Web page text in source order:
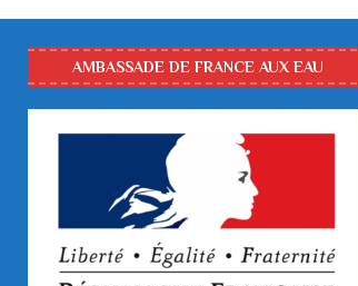
AMBASSADE DE FRANCE AUX EAU